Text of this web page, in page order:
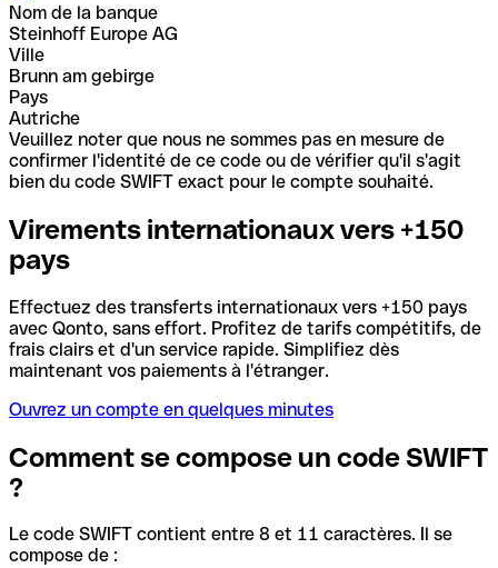
Nom de la banque
Steinhoff Europe AG
Ville
Brunn am gebirge
Pays
Autriche
Veuillez noter que nous ne sommes pas en mesure de
confirmer l'identité de ce code ou de vérifier qu'il s'agit
bien du code SWIFT exact pour le compte souhaité.
Virements internationaux vers +150
pays
Effectuez des transferts internationaux vers +150 pays
avec Qonto, sans effort. Profitez de tarifs compétitifs, de
frais clairs et d'un service rapide. Simplifiez dès
maintenant vos paiements à l'étranger.
Ouvrez un compte en quelques minutes
Comment se compose un code SWIFT
?
Le code SWIFT contient entre 8 et 11 caractères. Il se
compose de :